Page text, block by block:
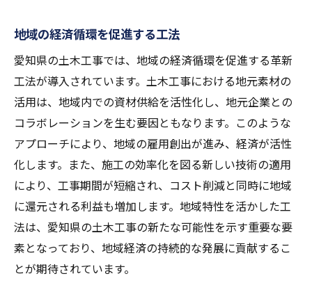
地域の経済循環を促進する工法
愛知県の土木工事では、地域の経済循環を促進する革新
工法が導入されています。土木工事における地元素材の
活用は、地域内での資材供給を活性化し、地元企業との
コラボレーションを生む要因ともなります。このような
アプローチにより、地域の雇用創出が進み、経済が活性
化します。また、施工の効率化を図る新しい技術の適用
により、工事期間が短縮され、コスト削減と同時に地域
に還元される利益も増加します。地域特性を活かした工
法は、愛知県の土木工事の新たな可能性を示す重要な要
素となっており、地域経済の持続的な発展に貢献するこ
とが期待されています。